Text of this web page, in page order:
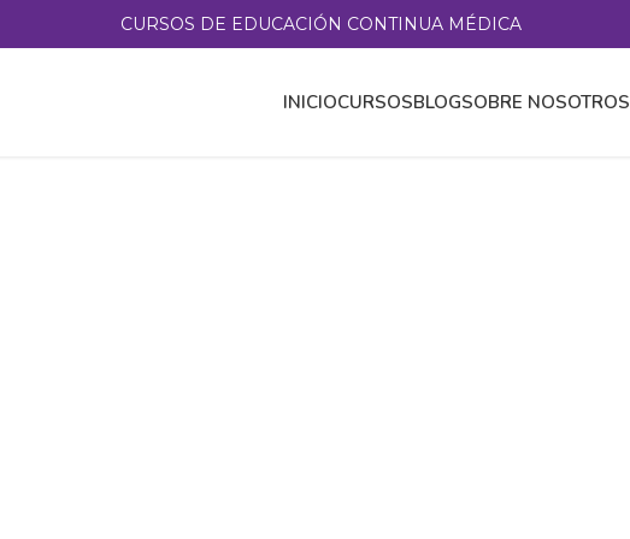
CURSOS DE EDUCACIÓN CONTINUA MÉDICA
INICIOCURSOSBLOGSOBRE NOSOTROS